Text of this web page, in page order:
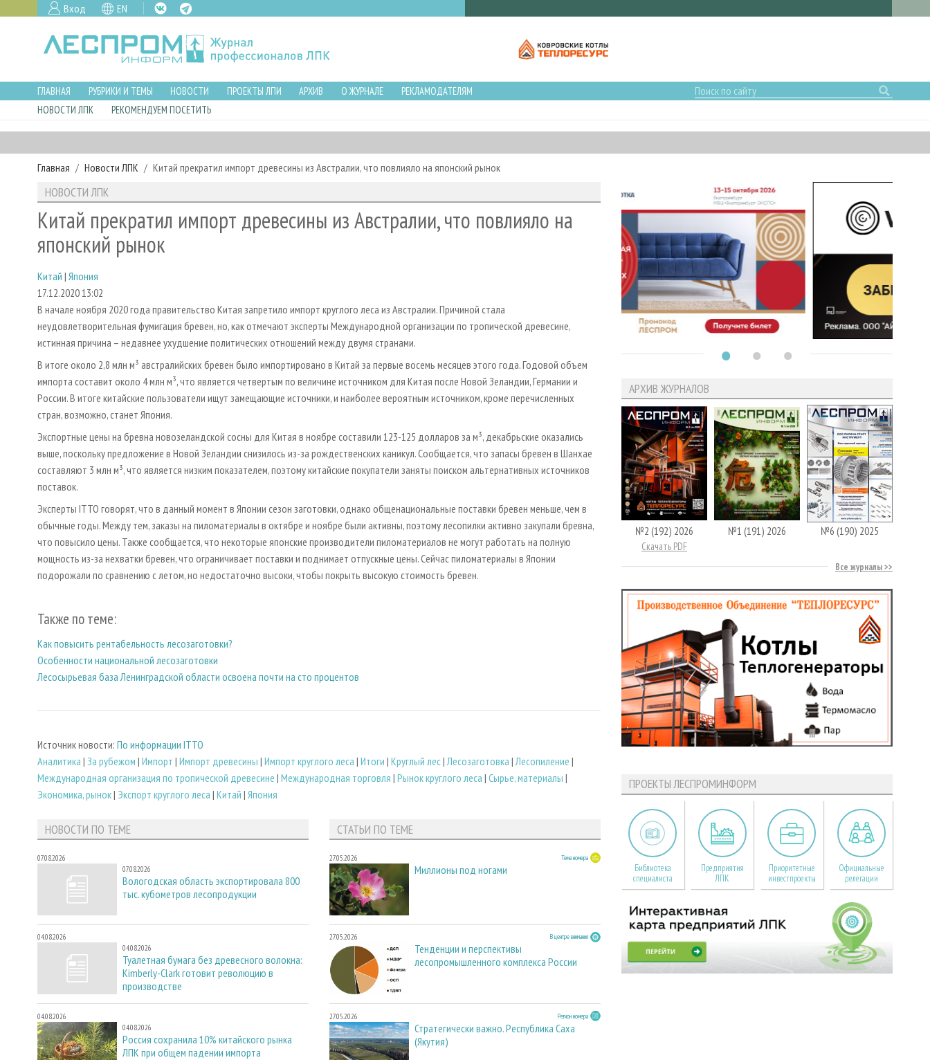
Вход EN
ГЛАВНАЯ РУБРИКИ И ТЕМЫ НОВОСТИ ПРОЕКТЫ ЛПИ АРХИВ О ЖУРНАЛЕ
РЕКЛАМОДАТЕЛЯМ
НОВОСТИ ЛПК
РЕКОМЕНДУЕМ ПОСЕТИТЬ
Главная Новости ЛПК Китай прекратил импорт древесины из Австралии, что повлияло на японский рынок
НОВОСТИ ЛПК
Китай прекратил импорт древесины из Австралии, что повлияло на
японский рынок
Китай | Япония
17.12.2020 13:02
В начале ноября 2020 года правительство Китая запретило импорт круглого леса из Австралии. Причиной стала
неудовлетворительная фумигация бревен, но, как отмечают эксперты Международной организации по тропической древесине,
истинная причина – недавнее ухудшение политических отношений между двумя странами.
В итоге около 2,8 млн м³ австралийских бревен было импортировано в Китай за первые восемь месяцев этого года. Годовой объем
импорта составит около 4 млн м³, что является четвертым по величине источником для Китая после Новой Зеландии, Германии и
России. В итоге китайские пользователи ищут замещающие источники, и наиболее вероятным источником, кроме перечисленных
стран, возможно, станет Япония.
Экспортные цены на бревна новозеландской сосны для Китая в ноябре составили 123-125 долларов за м³, декабрьские оказались
выше, поскольку предложение в Новой Зеландии снизилось из-за рождественских каникул. Сообщается, что запасы бревен в Шанхае
составляют 3 млн м³, что является низким показателем, поэтому китайские покупатели заняты поиском альтернативных источников
поставок.
Эксперты ITTO говорят, что в данный момент в Японии сезон заготовки, однако общенациональные поставки бревен меньше, чем в
обычные годы. Между тем, заказы на пиломатериалы в октябре и ноябре были активны, поэтому лесопилки активно закупали бревна,
что повысило цены. Также сообщается, что некоторые японские производители пиломатериалов не могут работать на полную
мощность из-за нехватки бревен, что ограничивает поставки и поднимает отпускные цены. Сейчас пиломатериалы в Японии
подорожали по сравнению с летом, но недостаточно высоки, чтобы покрыть высокую стоимость бревен.
Также по теме:
Как повысить рентабельность лесозаготовки?
Особенности национальной лесозаготовки
Лесосырьевая база Ленинградской области освоена почти на сто процентов
Источник новости: По информации ITTO
Аналитика | За рубежом | Импорт | Импорт древесины | Импорт круглого леса | Итоги | Круглый лес|Лесозаготовка |Лесопиление |
Международная организация по тропической древесине | Международная торговля | Рынок круглого леса | Сырье, материалы |
Экономика, рынок| Экспорт круглого леса | Китай | Япония
НОВОСТИ ПО ТЕМЕ
07.08.2026
07.08.2026
Вологодская область экспортировала 800
тыс. кубометров лесопродукции
04.08.2026
04.08.2026
Туалетная бумага без древесного волокна:
Kimberly-Clark готовит революцию в
производстве
04.08.2026
04.08.2026
Россия сохранила 10% китайского рынка
ЛПК при общем падении импорта
СТАТЬИ ПО ТЕМЕ
27.05.2026 Тема номера
Миллионы под ногами
27.05.2026 В центре внимания
Тенденции и перспективы
лесопромышленного комплекса России
27.05.2026 Регион номера
Стратегически важно. Республика Саха
(Якутия)
АРХИВ ЖУРНАЛОВ
№2 (192) 2026
Скачать PDF
№1 (191) 2026 №6 (190) 2025
Все журналы
ПРОЕКТЫ ЛЕСПРОМИНФОРМ
Библиотека
специалиста
Предприятия
ЛПК
Приоритетные
инвестпроекты
Официальные
делегации